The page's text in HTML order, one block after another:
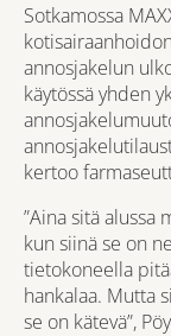
Sotkamossa
annosjakelun
käytössä yhden
kertoo
”Aina sitä alussa
kun siinä se on
tietokoneella
hankalaa. Mutta
se on kätevä”,